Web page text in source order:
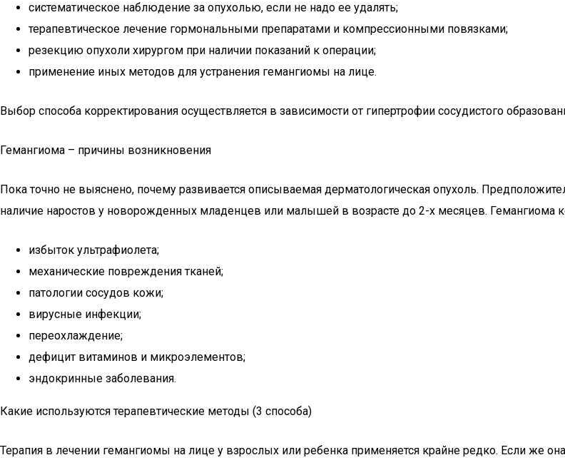
систематическое наблюдение за опухолью, если не надо ее удалять;
терапевтическое лечение гормональными препаратами и компрессионными повязками;
резекцию опухоли хирургом при наличии показаний к операции;
применение иных методов для устранения гемангиомы на лице.
Выбор способа корректирования осуществляется в зависимости от гипертрофии сосудистого
Гемангиома – причины возникновения
Пока точно не выяснено, почему развивается описываемая дерматологическая опухоль.
наличие наростов у новорожденных младенцев или малышей в возрасте до 2-х месяцев. Гемангиома
избыток ультрафиолета;
механические повреждения тканей;
патологии сосудов кожи;
вирусные инфекции;
переохлаждение;
дефицит витаминов и микроэлементов;
эндокринные заболевания.
Какие используются терапевтические методы (3 способа)
Терапия в лечении гемангиомы на лице у взрослых или ребенка применяется крайне редко. Если же